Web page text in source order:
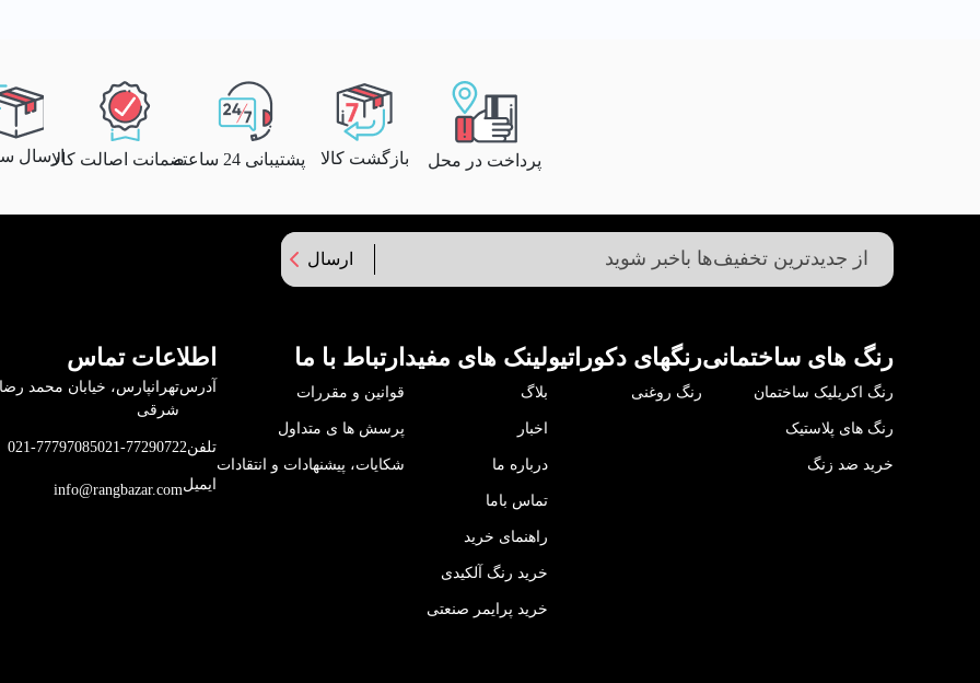
پرداخت در محل بازگشت کالا پشتیبانی 24 ساعته ضمانت اصالت کالاارسال
ارسال
رنگ های ساختمانی
رنگ اکریلیک ساختمان
رنگ های پلاستیک
خرید ضد زنگ
رنگهای دکوراتیو
رنگ روغنی
لینک های مفید
بلاگ
اخبار
درباره ما
تماس باما
راهنمای خرید
خرید رنگ آلکیدی
خرید پرایمر صنعتی
ارتباط با ما
قوانین و مقررات
پرسش ها ی متداول
شکایات، پیشنهادات و انتقادات
اطلاعات تماس
آدرس
شرقی
تلفن021-77290722
021-77797085
ایمیلinfo@rangbazar.com